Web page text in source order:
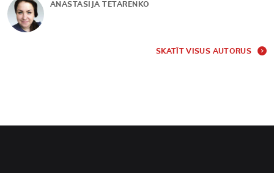
ANASTASIJA TETARENKO
SKATĪT VISUS AUTORUS